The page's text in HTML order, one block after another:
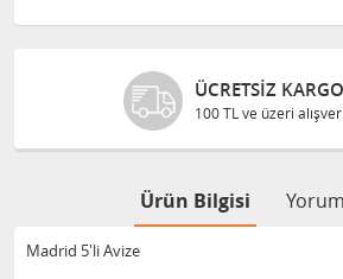
ÜCRETSIZ KARGO
100 TL ve üzeri
Ürün Bilgisi
Madrid 5'li Avize